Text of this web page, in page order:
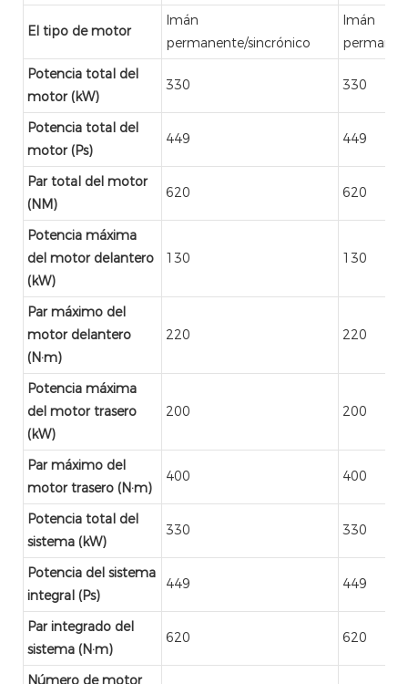
El tipo de motor
Imán
permanente/sincrónico
Imán
Potencia total del
motor (kW)
330 330
Potencia total del
motor (Ps)
449 449
Par total del motor
(NM)
620 620
Potencia máxima
del motor delantero
(kW)
130 130
Par máximo del
motor delantero
(N·m)
220 220
Potencia máxima
del motor trasero
(kW)
200 200
Par máximo del
motor trasero (N·m)
400 400
Potencia total del
sistema (kW)
330 330
Potencia del sistema
integral (Ps)
449 449
Par integrado del
sistema (N·m)
620 620
Número de motor